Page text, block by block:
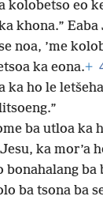
kolobetso eo
khona.”
noa, ’me
ka eona.+
ho le
ba utloa ka
ka mor’a
bonahalang
ba tsona ba